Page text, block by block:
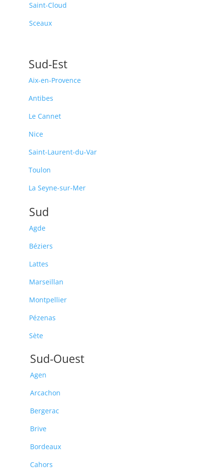
Saint-Cloud
Sceaux
Sud-Est
Aix-en-Provence
Antibes
Le Cannet
Nice
Saint-Laurent-du-Var
Toulon
La Seyne-sur-Mer
Sud
Agde
Béziers
Lattes
Marseillan
Montpellier
Pézenas
Sète
Sud-Ouest
Agen
Arcachon
Bergerac
Brive
Bordeaux
Cahors